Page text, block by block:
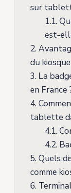
sur
1.1.
est-
2.
du
3.La
en France
4.
tablette
4.1.
4.2.
5.Quels
comme
6.